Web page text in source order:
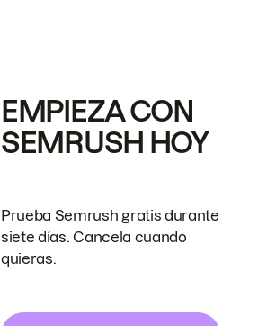
EMPIEZA CON
SEMRUSH HOY
Prueba Semrush gratis durante
siete días. Cancela cuando
quieras.